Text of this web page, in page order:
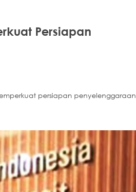
Persiapan
persiapan penyelenggaraan